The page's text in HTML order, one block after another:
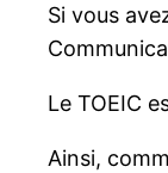
Si vous
Le TOEIC
Ainsi,